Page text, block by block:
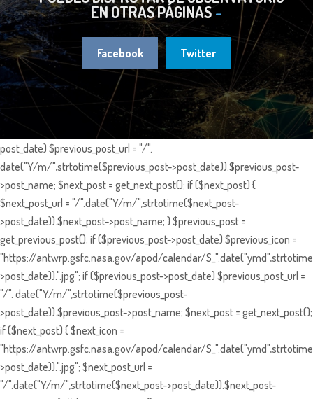
EN OTRAS PÁGINAS
Facebook Twitter
post_date) $previous_post_url = "/".
date("Y/m/",strtotime($previous_post->post_date)).$previous_post-
>post_name; $next_post = get_next_post(); if ($next_post) {
$next_post_url = "/".date("Y/m/",strtotime($next_post-
>post_date)).$next_post->post_name; } $previous_post =
get_previous_post(); if ($previous_post->post_date) $previous_icon =
"https://antwrp.gsfc.nasa.gov/apod/calendar/
>post_date)).".jpg"; if ($previous_post->post_date) $previous_post_url =
"/". date("Y/m/",strtotime($previous_post-
>post_date)).$previous_post->post_name; $next_post = get_next_post();
if ($next_post) { $next_icon =
"https://antwrp.gsfc.nasa.gov/apod/calendar/
>post_date)).".jpg"; $next_post_url =
"/".date("Y/m/",strtotime($next_post->post_date)).$next_post-